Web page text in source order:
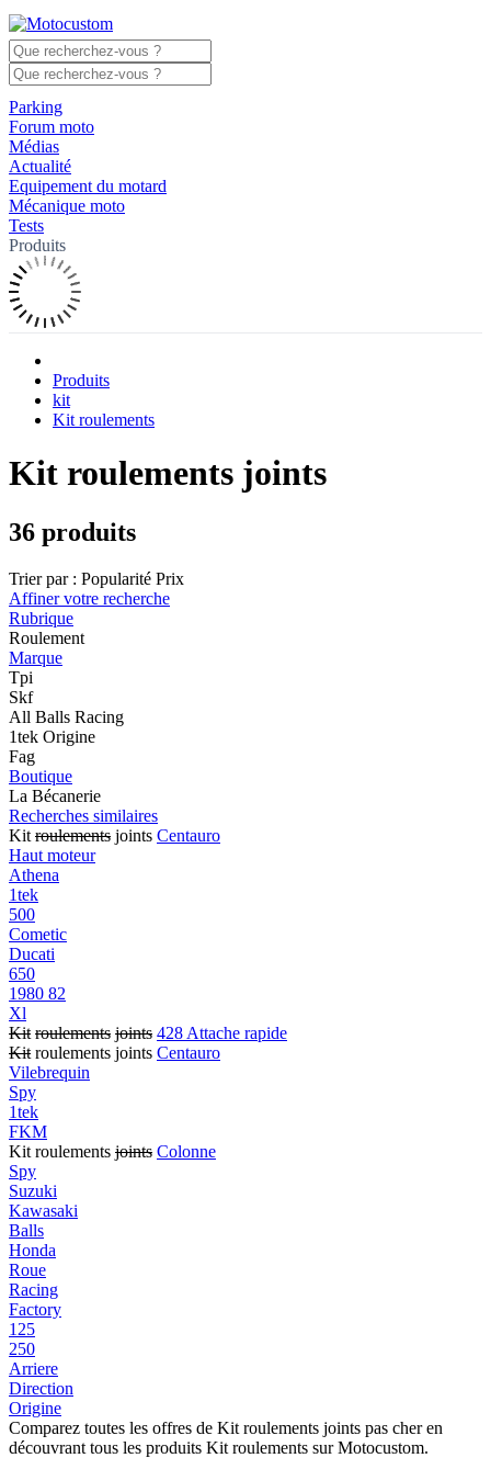
Parking
Forum moto
Médias
Actualité
Equipement du motard
Mécanique moto
Tests
Produits
Produits
kit
Kit roulements
Kit roulements joints
36 produits
Trier par : Popularité Prix
Affiner votre recherche
Rubrique
Roulement
Marque
Tpi
Skf
All Balls Racing
1tek Origine
Fag
Boutique
La Bécanerie
Recherches similaires
Kit roulements joints Centauro
Haut moteur
Athena
1tek
500
Cometic
Ducati
650
1980 82
Xl
Kit roulements joints 428 Attache rapide
Kit roulements joints Centauro
Vilebrequin
Spy
1tek
FKM
Kit roulements joints Colonne
Spy
Suzuki
Kawasaki
Balls
Honda
Roue
Racing
Factory
125
250
Arriere
Direction
Origine
Comparez toutes les offres de Kit roulements joints pas cher en
découvrant tous les produits Kit roulements sur Motocustom.